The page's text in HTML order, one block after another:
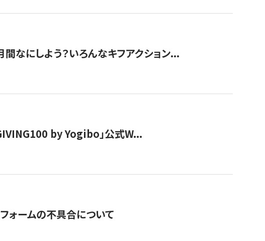
なにしよう？いろんなキフアクション...
by Yogibo」公式W...
ォームの不具合について